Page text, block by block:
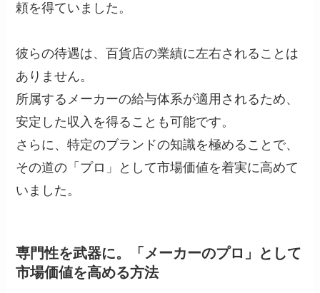
頼を得ていました。
彼らの待遇は、百貨店の業績に左右されることは
ありません。
所属するメーカーの給与体系が適用されるため、
安定した収入を得ることも可能です。
さらに、特定のブランドの知識を極めることで、
その道の「プロ」として市場価値を着実に高めて
いました。
専門性を武器に。「メーカーのプロ」として
市場価値を高める方法